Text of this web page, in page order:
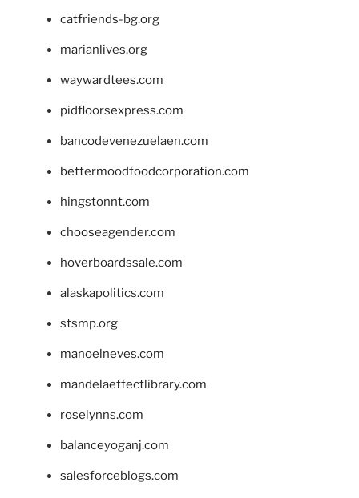
catfriends-bg.org
marianlives.org
waywardtees.com
pidfloorsexpress.com
bancodevenezuelaen.com
bettermoodfoodcorporation.com
hingstonnt.com
chooseagender.com
hoverboardssale.com
alaskapolitics.com
stsmp.org
manoelneves.com
mandelaeffectlibrary.com
roselynns.com
balanceyoganj.com
salesforceblogs.com